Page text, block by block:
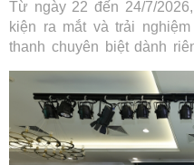
Từ ngày 22 đến 24/7/
kiện ra mắt và trải
thanh chuyên biệt dành
cũ đổi mới" tiết kiệm tới 7,2